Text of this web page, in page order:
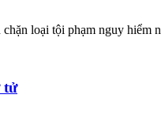
loại tội phạm nguy hiểm
tử